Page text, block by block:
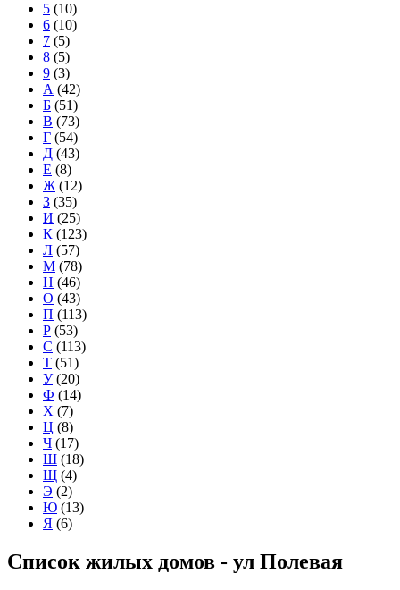
5 (10)
6 (10)
7 (5)
8 (5)
9 (3)
А (42)
Б (51)
В (73)
Г (54)
Д (43)
Е (8)
Ж (12)
З (35)
И (25)
К (123)
Л (57)
М (78)
Н (46)
О (43)
П (113)
Р (53)
С (113)
Т (51)
У(20)
Ф (14)
Х (7)
Ц (8)
Ч (17)
Ш (18)
Щ (4)
Э (2)
Ю (13)
Я (6)
Список жилых домов - ул Полевая